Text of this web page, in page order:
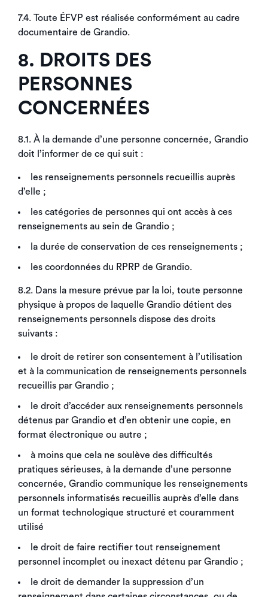
7.4. Toute ÉFVP est réalisée conformément au cadre
documentaire de Grandio.
8. DROITS DES
PERSONNES
CONCERNÉES
8.1. À la demande d’une personne concernée, Grandio
doit l’informer de ce qui suit :
les renseignements personnels recueillis auprès
d’elle ;
les catégories de personnes qui ont accès à ces
renseignements au sein de Grandio ;
la durée de conservation de ces renseignements ;
les coordonnées du RPRP de Grandio.
8.2. Dans la mesure prévue par la loi, toute personne
physique à propos de laquelle Grandio détient des
renseignements personnels dispose des droits
suivants :
le droit de retirer son consentement à l’utilisation
et à la communication de renseignements personnels
recueillis par Grandio ;
le droit d’accéder aux renseignements personnels
détenus par Grandio et d’en obtenir une copie, en
format électronique ou autre ;
à moins que cela ne soulève des difficultés
pratiques sérieuses, à la demande d’une personne
concernée, Grandio communique les renseignements
personnels informatisés recueillis auprès d’elle dans
un format technologique structuré et couramment
utilisé
le droit de faire rectifier tout renseignement
personnel incomplet ou inexact détenu par Grandio ;
le droit de demander la suppression d’un